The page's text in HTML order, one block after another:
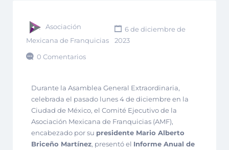
Asociación
Mexicana de Franquicias
6 de diciembre de
2023
0 Comentarios
Durante la Asamblea General Extraordinaria,
celebrada el pasado lunes 4 de diciembre en la
Ciudad de México, el Comité Ejecutivo de la
Asociación Mexicana de Franquicias (AMF),
encabezado por su presidente Mario Alberto
Briceño Martínez, presentó el Informe Anual de